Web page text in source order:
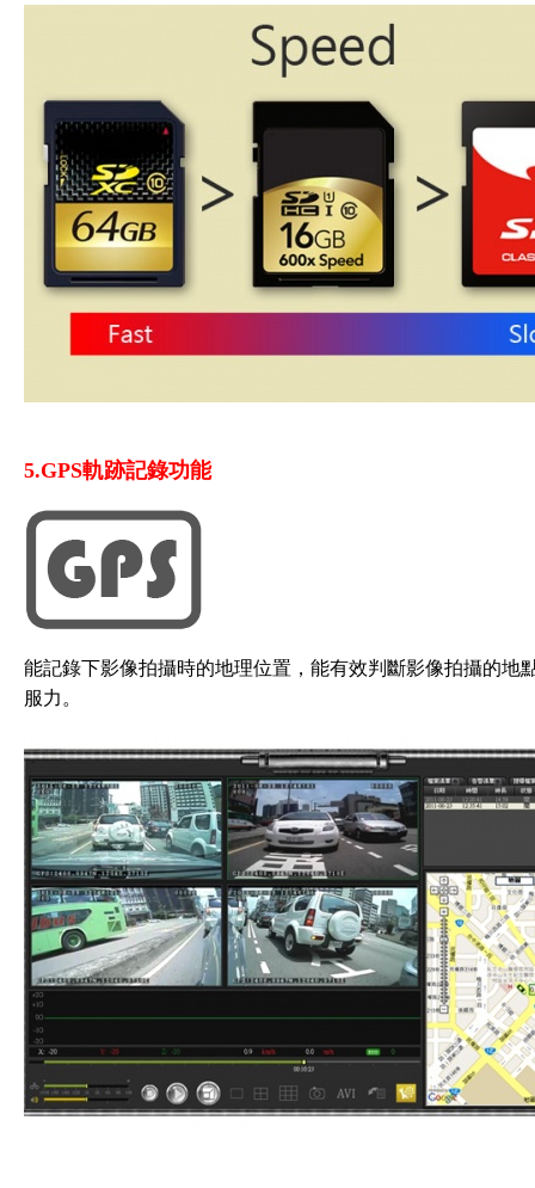
5.GPS軌跡記錄功能
能記錄下影像拍攝時的地理位置，能有效判斷影像拍攝的地
服力。